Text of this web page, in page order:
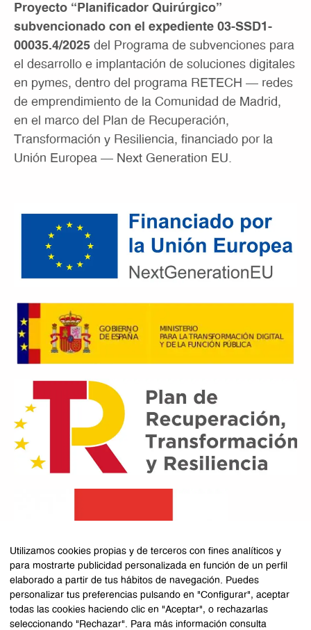
Proyecto “Planificador Quirúrgico”
subvencionado con el expediente 03-SSD1-
00035.4/2025 del Programa de subvenciones para
el desarrollo e implantación de soluciones digitales
en pymes, dentro del programa RETECH – redes
de emprendimiento de la Comunidad de Madrid,
en el marco del Plan de Recuperación,
Transformación y Resiliencia, financiado por la
Unión Europea – Next Generation EU.
Utilizamos cookies propias y de terceros con fines analíticos y
para mostrarte publicidad personalizada en función de un perfil
elaborado a partir de tus hábitos de navegación. Puedes
personalizar tus preferencias pulsando en "Configurar", aceptar
todas las cookies haciendo clic en "Aceptar", o rechazarlas
seleccionando "Rechazar". Para más información consulta